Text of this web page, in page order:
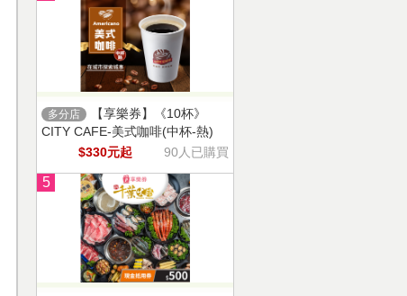
多分店
【享樂券】《10杯》
CITY CAFE-美式咖啡(中杯-熱)
$330元起
90人已購買
5